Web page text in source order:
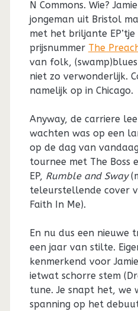
N Commons. Wie?
jongeman uit Bristol
met het briljante EP’tje
prijsnummer The
van folk,
niet zo verwonderlijk.
namelijk op in Chicago.
Anyway, de carriere
wachten was op een
op de dag van
tournee met The Boss
EP, Rumble and Sway
teleurstellende cover
Faith In Me).
En nu dus een nieuwe
een jaar van stilte.
kenmerkend voor
ietwat schorre stem
tune. Je snapt het, we
spanning op het